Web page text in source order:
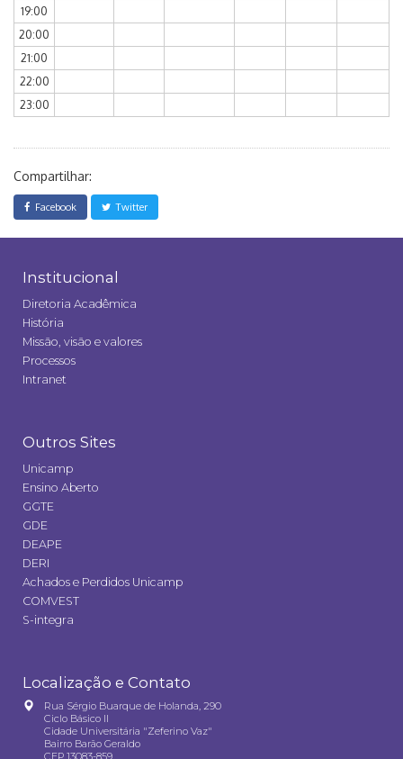
19:00
20:00
21:00
22:00
23:00
Compartilhar:
Facebook Twitter
Institucional
Diretoria Acadêmica
História
Missão, visão e valores
Processos
Intranet
Outros Sites
Unicamp
Ensino Aberto
GGTE
GDE
DEAPE
DERI
Achados e Perdidos Unicamp
COMVEST
S-integra
Localização e Contato
Rua Sérgio Buarque de Holanda, 290
Ciclo Básico II
Cidade Universitária "Zeferino Vaz"
Bairro Barão Geraldo